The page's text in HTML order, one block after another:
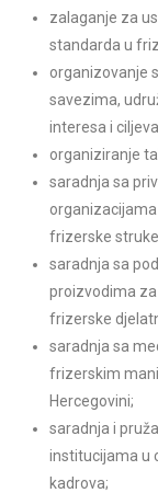
zalaganje za
standarda u
organizovanje
savezima,
interesa i
organiziranje
saradnja sa
frizerske
saradnja sa
proizvodima
frizerske
saradnja sa
frizerskim
Hercegovini;
saradnja i
institucijama u
kadrova;